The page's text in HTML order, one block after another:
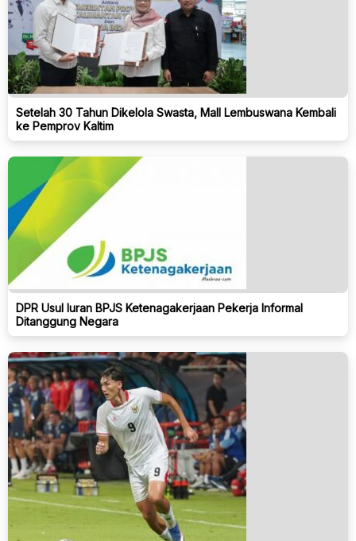
Setelah 30 Tahun Dikelola Swasta, Mall Lembuswana Kembali
ke Pemprov Kaltim
DPR Usul Iuran BPJS Ketenagakerjaan Pekerja Informal
Ditanggung Negara